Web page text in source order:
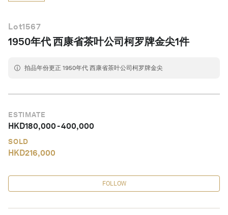
Lot1567
1950年代 西康省茶叶公司柯罗牌金尖1件
拍品年份更正 1950年代 西康省茶叶公司柯罗牌金尖
ESTIMATE
HKD180,000-400,000
SOLD
HKD216,000
FOLLOW